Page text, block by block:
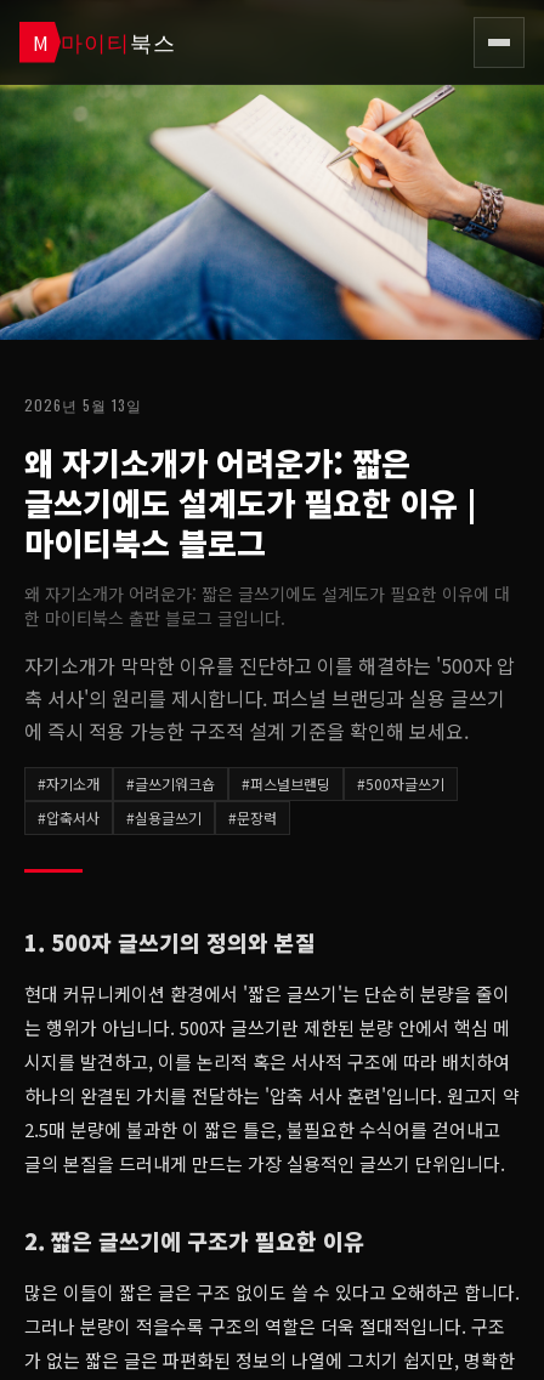
M 마이티북스
2026년 5월 13일
왜 자기소개가 어려운가: 짧은
글쓰기에도 설계도가 필요한 이유 |
마이티북스 블로그
왜 자기소개가 어려운가: 짧은 글쓰기에도 설계도가 필요한 이유에 대
한 마이티북스 출판 블로그 글입니다.
자기소개가 막막한 이유를 진단하고 이를 해결하는 '500자 압
축 서사'의 원리를 제시합니다. 퍼스널 브랜딩과 실용 글쓰기
에 즉시 적용 가능한 구조적 설계 기준을 확인해 보세요.
#자기소개 #글쓰기워크숍 #퍼스널브랜딩 #500자글쓰기
#압축서사 #실용글쓰기 #문장력
1. 500자 글쓰기의 정의와 본질
현대 커뮤니케이션 환경에서 '짧은 글쓰기'는 단순히 분량을 줄이
는 행위가 아닙니다. 500자 글쓰기란 제한된 분량 안에서 핵심 메
시지를 발견하고, 이를 논리적 혹은 서사적 구조에 따라 배치하여
하나의 완결된 가치를 전달하는 '압축 서사 훈련'입니다. 원고지 약
2.5매 분량에 불과한 이 짧은 틀은, 불필요한 수식어를 걷어내고
글의 본질을 드러내게 만드는 가장 실용적인 글쓰기 단위입니다.
2. 짧은 글쓰기에 구조가 필요한 이유
많은 이들이 짧은 글은 구조 없이도 쓸 수 있다고 오해하곤 합니다.
그러나 분량이 적을수록 구조의 역할은 더욱 절대적입니다. 구조
가 없는 짧은 글은 파편화된 정보의 나열에 그치기 쉽지만, 명확한